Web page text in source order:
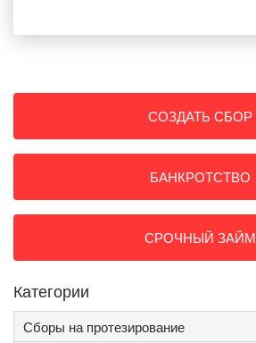
СОЗДАТЬ СБОР
БАНКРОТСТВО
СРОЧНЫЙ ЗАЙМ
Категории
Сборы на протезирование